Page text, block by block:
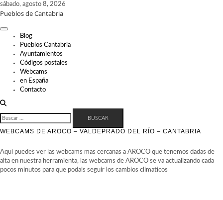
Skip
to
sábado, agosto 8, 2026
Pueblos de Cantabria
Blog
Pueblos Cantabria
Ayuntamientos
Códigos postales
Webcams
en España
Contacto
BUSCAR:
WEBCAMS DE AROCO – VALDEPRADO DEL RÍO – CANTABRIA
Aqui puedes ver las webcams mas cercanas a AROCO que tenemos dadas de
alta en nuestra herramienta, las webcams de AROCO se va actualizando cada
pocos minutos para que podais seguir los cambios climaticos